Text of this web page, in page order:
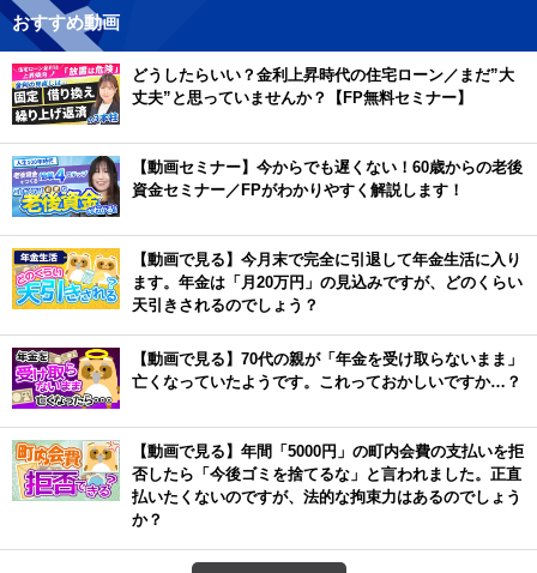
おすすめ動画
どうしたらいい？金利上昇時代の住宅ローン／まだ”大
丈夫”と思っていませんか？【FP無料セミナー】
【動画セミナー】今からでも遅くない！60歳からの老後
資金セミナー／FPがわかりやすく解説します！
【動画で見る】今月末で完全に引退して年金生活に入り
ます。年金は「月20万円」の見込みですが、どのくらい
天引きされるのでしょう？
【動画で見る】70代の親が「年金を受け取らないまま」
亡くなっていたようです。これっておかしいですか…？
【動画で見る】年間「5000円」の町内会費の支払いを拒
否したら「今後ゴミを捨てるな」と言われました。正直
払いたくないのですが、法的な拘束力はあるのでしょう
か？